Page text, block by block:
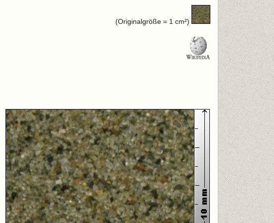
(Originalgröße = 1 cm²)